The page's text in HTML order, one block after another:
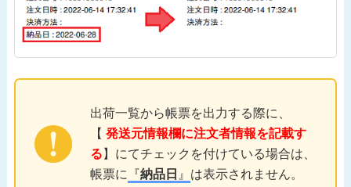
出荷一覧から帳票を出力する際に、
【 発送元情報欄に注文者情報を記載す
る 】にてチェックを付けている場合は、
帳票に 『納品日 』 は表示されません。